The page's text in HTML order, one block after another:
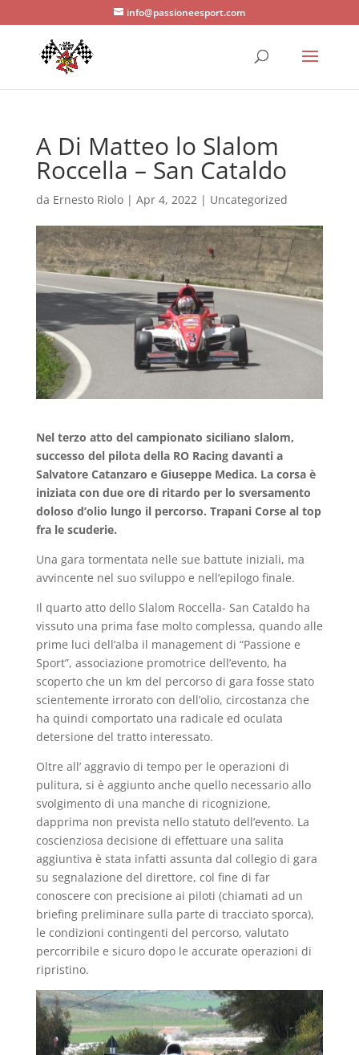
info@passioneesport.com
A Di Matteo lo Slalom
Roccella – San Cataldo
da Ernesto Riolo| Apr 4, 2022| Uncategorized
Nel terzo atto del campionato siciliano slalom,
successo del pilota della RO Racing davanti a
Salvatore Catanzaro e Giuseppe Medica. La corsa è
iniziata con due ore di ritardo per lo sversamento
doloso d’olio lungo il percorso. Trapani Corse al top
fra le scuderie.
Una gara tormentata nelle sue battute iniziali, ma
avvincente nel suo sviluppo e nell’epilogo finale.
Il quarto atto dello Slalom Roccella- San Cataldo ha
vissuto una prima fase molto complessa, quando alle
prime luci dell’alba il management di “Passione e
Sport”, associazione promotrice dell’evento, ha
scoperto che un km del percorso di gara fosse stato
scientemente irrorato con dell’olio, circostanza che
ha quindi comportato una radicale ed oculata
detersione del tratto interessato.
Oltre all’ aggravio di tempo per le operazioni di
pulitura, si è aggiunto anche quello necessario allo
svolgimento di una manche di ricognizione,
dapprima non prevista nello statuto dell’evento. La
coscienziosa decisione di effettuare una salita
aggiuntiva è stata infatti assunta dal collegio di gara
su segnalazione del direttore, col fine di far
conoscere con precisione ai piloti (chiamati ad un
briefing preliminare sulla parte di tracciato sporca),
le condizioni contingenti del percorso, valutato
percorribile e sicuro dopo le accurate operazioni di
ripristino.